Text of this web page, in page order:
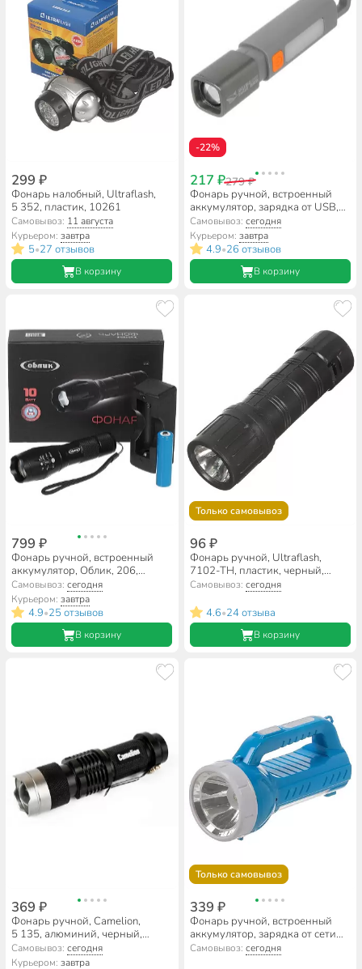
299 ₽
Фонарь налобный, Ultraflash,
5 352, пластик, 10261
Самовывоз: 11 августа
Курьером:завтра
5•27 отзывов
В корзину
-22%
217 ₽279 ₽
Фонарь ручной, встроенный
аккумулятор, зарядка от USB,
металл, пластик, карабин,
DJ013
Самовывоз: сегодня
Курьером: завтра
4.9•26 отзывов
В корзину
799 ₽
Фонарь ручной, встроенный
аккумулятор, Облик, 206,
зарядка от сети 220 В, пластик,
10 Ватт, Zoom, УТ-00000398
Самовывоз:сегодня
Курьером:завтра
4.9•25 отзывов
В корзину
Только самовывоз
96 ₽
Фонарь ручной, Ultraflash,
7102-ТН, пластик, черный,
11788
Самовывоз: сегодня
4.6•24 отзыва
В корзину
369 ₽
Фонарь ручной, Camelion,
5 135, алюминий, черный,
12915
Самовывоз:сегодня
Курьером:завтра
Только самовывоз
339 ₽
Фонарь ручной, встроенный
аккумулятор, зарядка от сети
220 В, пластик, SPE17194-13
Самовывоз: сегодня